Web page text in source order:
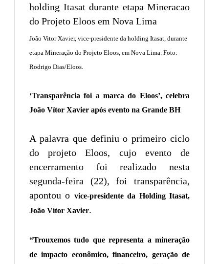
João Vitor Xavier, vice-presidente da holding Itasat, durante
etapa Mineração do Projeto Eloos, em Nova Lima. Foto:
Rodrigo Dias/Eloos.
‘Transparência foi a marca do Eloos’, celebra
João Vítor Xavier após evento na Grande BH
A palavra que definiu o primeiro ciclo
do projeto Eloos, cujo evento de
encerramento foi realizado nesta
segunda-feira (22), foi transparência,
apontou o vice-presidente da Holding Itasat,
João Vítor Xavier.
“Trouxemos tudo que representa a mineração
de impacto econômico, financeiro, geração de